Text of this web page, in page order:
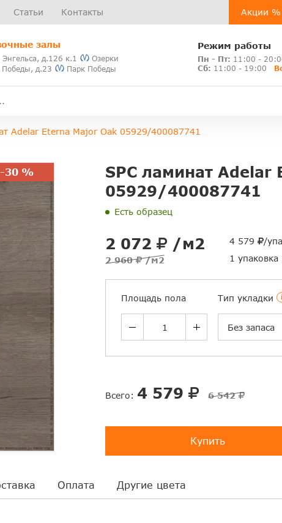
Статьи Контакты Акции %
залы
д.126 к.1
Озерки
д.23
Парк Победы
Режим работы
Пн - Пт: 11:00 -
Сб: 11:00 - 19:00
Adelar Eterna Major Oak 05929/400087741
-30 %
SPC ламинат Adelar
05929/400087741
Есть образец
2 072 /м2
2 960 /м2
4 579
/
1
Площадь пола Тип укладки i
Без запаса
Всего: 4 579 6 542
Купить
Оплата Другие цвета